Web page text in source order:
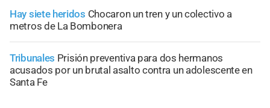
Hay siete heridos Chocaron un tren y un colectivo a
metros de La Bombonera
Tribunales Prisión preventiva para dos hermanos
acusados por un brutal asalto contra un adolescente en
Santa Fe